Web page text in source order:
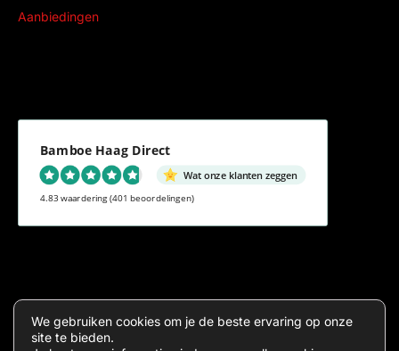
Aanbiedingen
Bamboe Haag Direct
Wat onze klanten zeggen
4.83 waardering(401 beoordelingen)
Algemene voorwaardenPrivacy
We gebruiken cookies om je de beste ervaring op onze
site te bieden.